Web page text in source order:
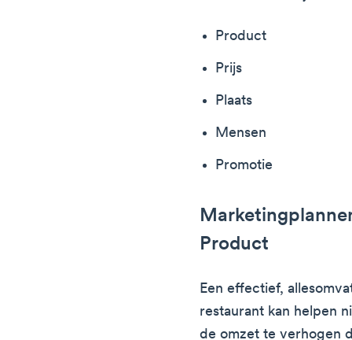
Product
Prijs
Plaats
Mensen
Promotie
Product
Een effectief,
restaurant kan helpen
de omzet te verhogen